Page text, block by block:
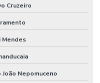
Cruzeiro
Mendes
João Nepomuceno